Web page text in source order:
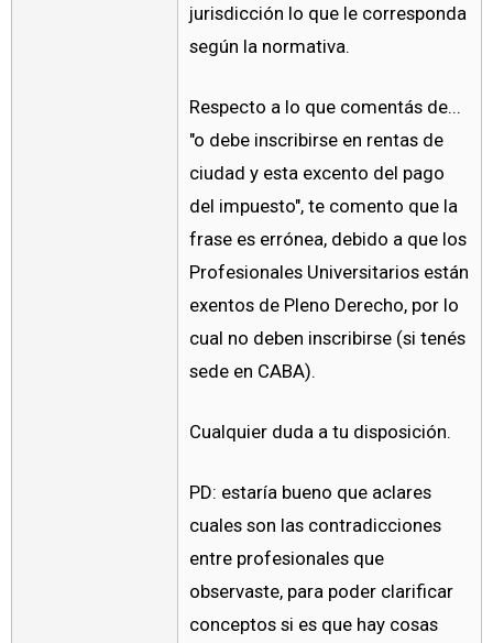
jurisdicción lo que le corresponda
según la normativa.
Respecto a lo que comentás de...
"o debe inscribirse en rentas de
ciudad y esta excento del pago
del impuesto", te comento que la
frase es errónea, debido a que los
Profesionales Universitarios están
exentos de Pleno Derecho, por lo
cual no deben inscribirse (si tenés
sede en CABA).
Cualquier duda a tu disposición.
PD: estaría bueno que aclares
cuales son las contradicciones
entre profesionales que
observaste, para poder clarificar
conceptos si es que hay cosas